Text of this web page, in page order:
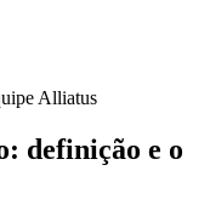
Alliatus
definição e o